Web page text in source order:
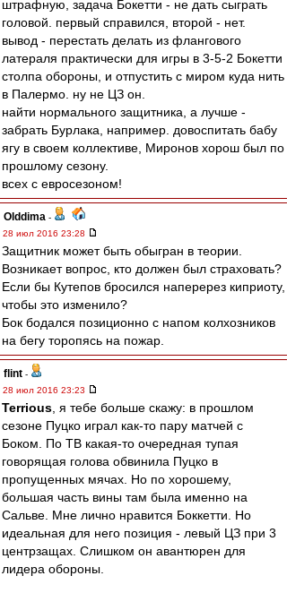
штрафную, задача Бокетти - не дать сыграть
головой. первый справился, второй - нет.
вывод - перестать делать из флангового
латераля практически для игры в 3-5-2 Бокетти
столпа обороны, и отпустить с миром куда нить
в Палермо. ну не ЦЗ он.
найти нормального защитника, а лучше -
забрать Бурлака, например. довоспитать бабу
ягу в своем коллективе, Миронов хорош был по
прошлому сезону.
всех с евросезоном!
Olddima -
28 июл 2016 23:28
Защитник может быть обыгран в теории.
Возникает вопрос, кто должен был страховать?
Если бы Кутепов бросился наперерез киприоту,
чтобы это изменило?
Бок бодался позиционно с напом колхозников
на бегу торопясь на пожар.
flint -
28 июл 2016 23:23
Terrious , я тебе больше скажу: в прошлом
сезоне Пуцко играл как-то пару матчей с
Боком. По ТВ какая-то очередная тупая
говорящая голова обвинила Пуцко в
пропущенных мячах. Но по хорошему,
большая часть вины там была именно на
Сальве. Мне лично нравится Боккетти. Но
идеальная для него позиция - левый ЦЗ при 3
центрзащах. Слишком он авантюрен для
лидера обороны.